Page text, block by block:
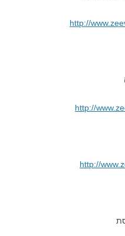
http://
http://
http://